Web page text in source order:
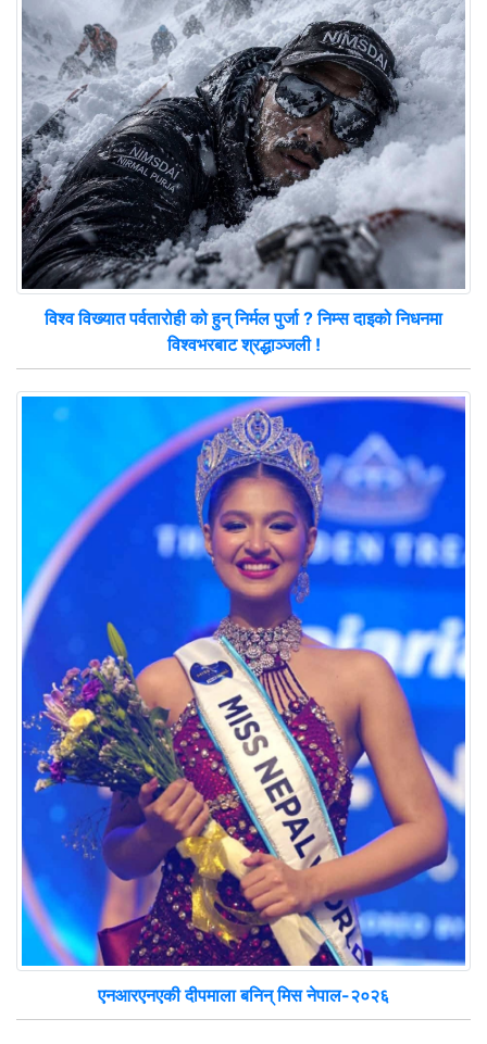
विश्व विख्यात पर्वतारोही को हुन् निर्मल पुर्जा ? निम्स दाइको निधनमा
विश्वभरबाट श्रद्धाञ्जली !
एनआरएनएकी दीपमाला बनिन् मिस नेपाल-२०२६